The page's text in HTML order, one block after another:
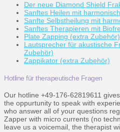
Der neue Diamond Shield
Sanftes Heilen mit
Sanfte Selbstheilung mit
Sanftes Therapieren mit
Plate Zapping (extra Zubehör)
Lautsprecher für akustische
Zubehör)
Zappikator (extra Zubehör)
Hotline für therapeutische Fragen
Our hotline +49-176-62819611
the oppurtunity to speak with
who answer all of your questions
Zapper with micro currents (no
leave us a voicemail, the therapist